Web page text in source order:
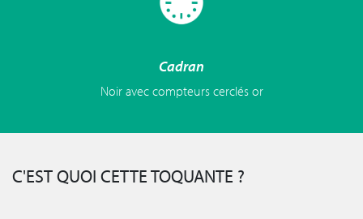
Cadran
Noir avec compteurs cerclés or
C'EST QUOI CETTE TOQUANTE ?